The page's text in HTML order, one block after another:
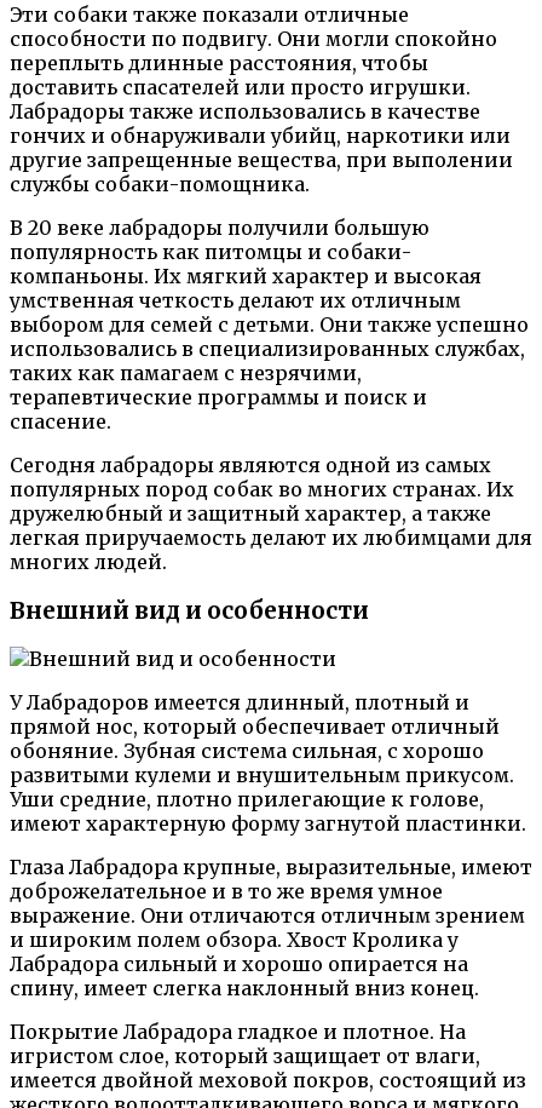
Эти собаки также показали отличные
способности по подвигу. Они могли спокойно
переплыть длинные расстояния, чтобы
доставить спасателей или просто игрушки.
Лабрадоры также использовались в качестве
гончих и обнаруживали убийц, наркотики или
другие запрещенные вещества, при выполении
службы собаки-помощника.
В 20 веке лабрадоры получили большую
популярность как питомцы и собаки-
компаньоны. Их мягкий характер и высокая
умственная четкость делают их отличным
выбором для семей с детьми. Они также успешно
использовались в специализированных службах,
таких как памагаем с незрячими,
терапевтические программы и поиск и
спасение.
Сегодня лабрадоры являются одной из самых
популярных пород собак во многих странах. Их
дружелюбный и защитный характер, а также
легкая приручаемость делают их любимцами для
многих людей.
Внешний вид и особенности
У Лабрадоров имеется длинный, плотный и
прямой нос, который обеспечивает отличный
обоняние. Зубная система сильная, с хорошо
развитыми кулеми и внушительным прикусом.
Уши средние, плотно прилегающие к голове,
имеют характерную форму загнутой пластинки.
Глаза Лабрадора крупные, выразительные, имеют
доброжелательное и в то же время умное
выражение. Они отличаются отличным зрением
и широким полем обзора. Хвост Кролика у
Лабрадора сильный и хорошо опирается на
спину, имеет слегка наклонный вниз конец.
Покрытие Лабрадора гладкое и плотное. На
игристом слое, который защищает от влаги,
имеется двойной меховой покров, состоящий из